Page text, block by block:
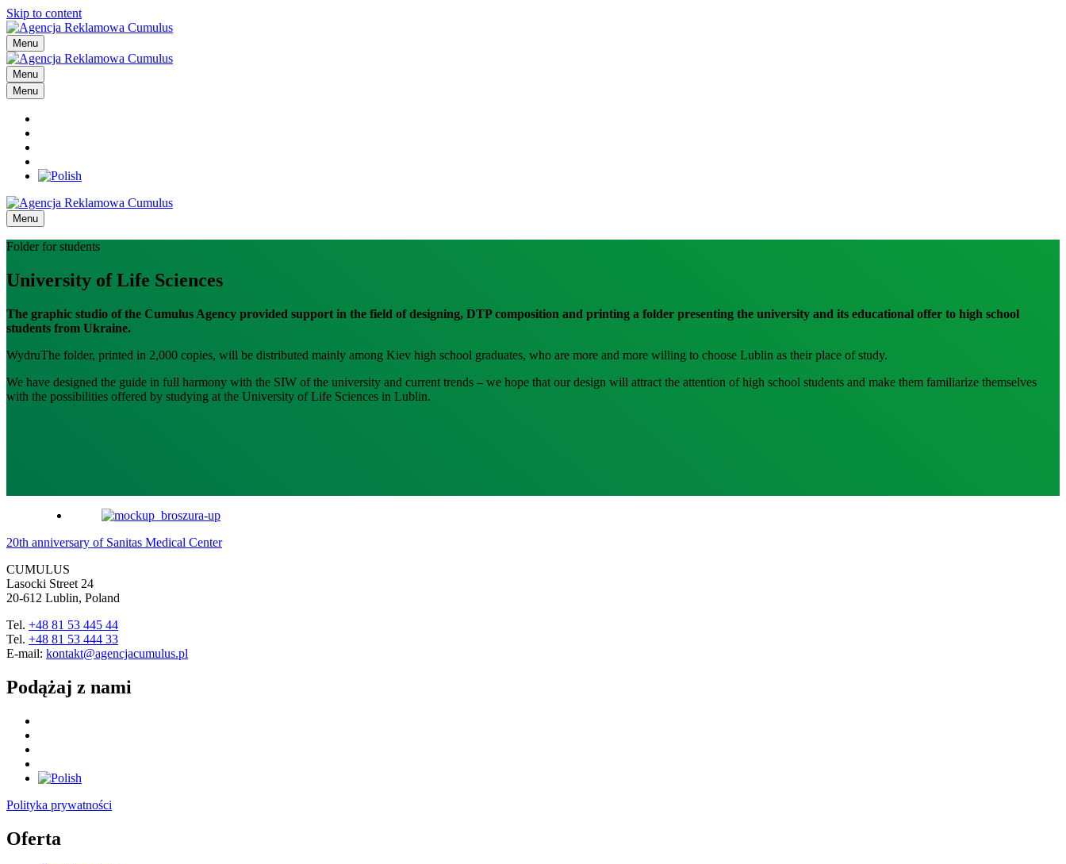
Skip to content
Menu
Menu
Menu
Menu
Folder for students
University of Life Sciences
The graphic studio of the Cumulus Agency provided support in the field of designing, DTP composition and printing a folder presenting the university and its educational offer to high school
students from Ukraine.
WydruThe folder, printed in 2,000 copies, will be distributed mainly among Kiev high school graduates, who are more and more willing to choose Lublin as their place of study.
We have designed the guide in full harmony with the SIW of the university and current trends – we hope that our design will attract the attention of high school students and make them familiarize themselves
with the possibilities offered by studying at the University of Life Sciences in Lublin.
20th anniversary of Sanitas Medical Center
CUMULUS
Lasocki Street 24
20-612 Lublin, Poland
Tel. +48 81 53 445 44
Tel. +48 81 53 444 33
E-mail: kontakt@agencjacumulus.pl
Podążaj z nami
Polityka prywatności
Oferta